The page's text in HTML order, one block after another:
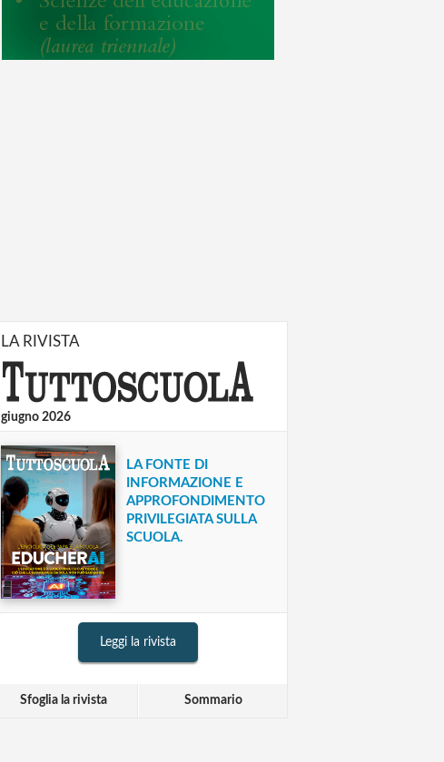
LA RIVISTA
giugno 2026
LA FONTE DI
INFORMAZIONE E
APPROFONDIMENTO
PRIVILEGIATA SULLA
SCUOLA.
Leggi la rivista
Sfoglia la rivista Sommario